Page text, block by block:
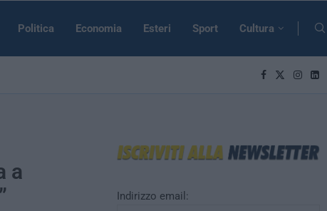
Politica Economia Esteri Sport Cultura
a
Indirizzo email: